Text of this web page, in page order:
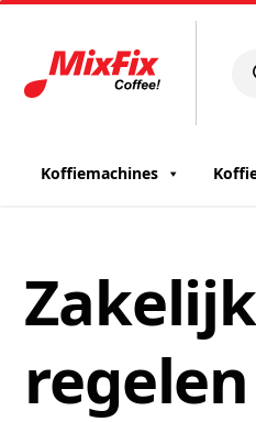
Koffiemachines
regelen